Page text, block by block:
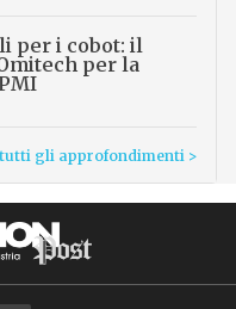
per i cobot: il
per la
tutti gli approfondimenti >